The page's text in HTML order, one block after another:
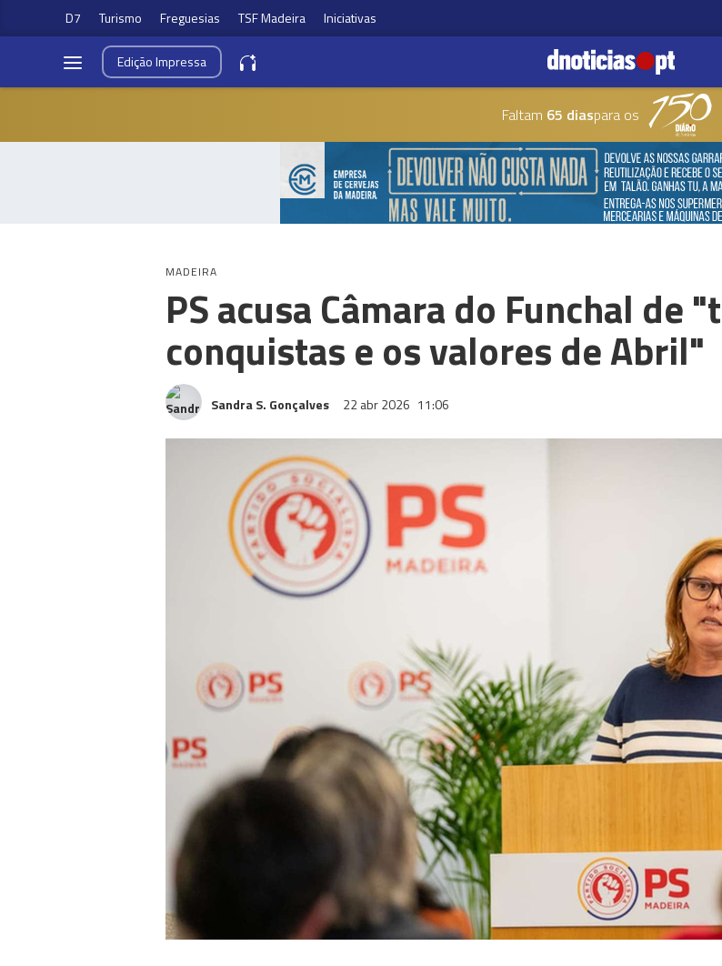
D7 Turismo Freguesias TSF Madeira Iniciativas
EdiçãoImpressa
Faltam 65 diaspara os
MADEIRA
PS acusa Câmara do Funchal de
conquistas e os valores de Abril"
Sandra S. Gonçalves 22 abr 2026 11:06